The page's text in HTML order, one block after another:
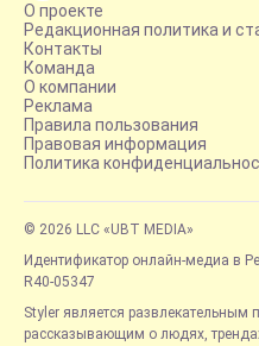
О проекте
Редакционная политика и
Контакты
Команда
О компании
Реклама
Правила пользования
Правовая информация
Политика
© 2026 LLC «UBT MEDIA»
Идентификатор онлайн-медиа в
R40-05347
Styler является развлекательным
рассказывающим о людях,